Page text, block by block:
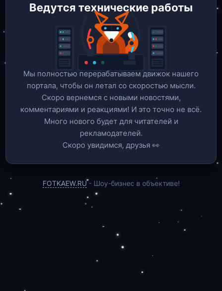
Ведутся технические работы
Мы полностью перерабатываем движок нашего
портала, чтобы он летал со скоростью мысли.
Скоро вернемся c новыми новостями,
комментариями и реакциями! И это точно не всё.
Много нового будет для читателей и
рекламодателей.
Скоро увидимся, друзья 👀
FOTKAEW.RU- Шоу-бизнес в объективе!